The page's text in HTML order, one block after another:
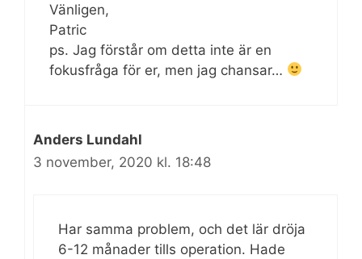
Vänligen,
Patric
ps. Jag förstår om detta inte är en
fokusfråga för er, men jag chansar…
Anders Lundahl
3 november, 2020 kl. 18:48
Har samma problem, och det lär dröja
6-12 månader tills operation. Hade